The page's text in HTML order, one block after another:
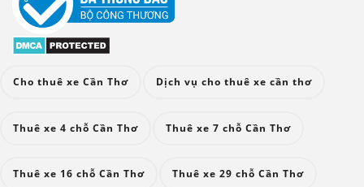
Cho thuê xe Cần Thơ Dịch vụ cho thuê xe cần thơ
Thuê xe 4 chỗ Cần Thơ Thuê xe 7 chỗ Cần Thơ
Thuê xe 16 chỗ Cần Thơ Thuê xe 29 chỗ Cần Thơ